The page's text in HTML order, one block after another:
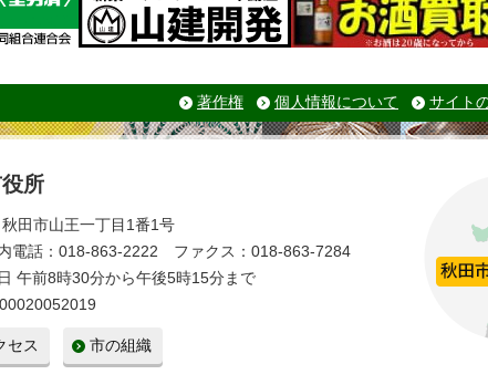
著作権 個人情報について サイト
所
田市山王一丁目1番1号
電話：018-863-2222 ファクス：018-863-7284
午前8時30分から午後5時15分まで
セス 市の組織